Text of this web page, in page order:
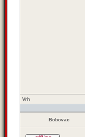
Vrh
Bobovac